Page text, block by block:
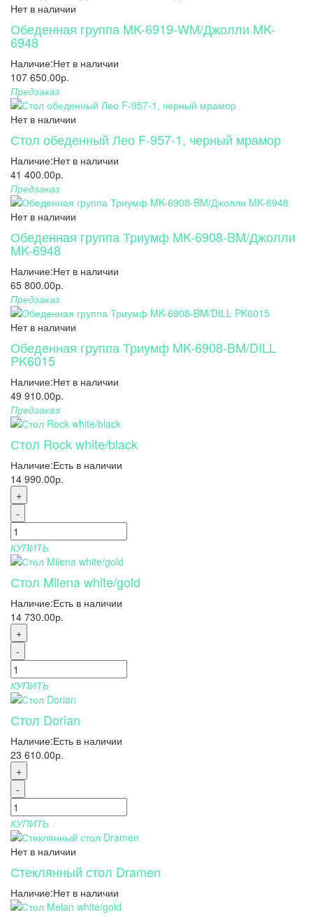
Нет в наличии
Обеденная группа MK-6919-WM/Джолли MK-
6948
Наличие:Нет в наличии
107 650.00р.
Предзаказ
Нет в наличии
Стол обеденный Лео F-957-1, черный мрамор
Наличие:Нет в наличии
41 400.00р.
Предзаказ
Нет в наличии
Обеденная группа Триумф MK-6908-BM/Джолли
MK-6948
Наличие:Нет в наличии
65 800.00р.
Предзаказ
Нет в наличии
Обеденная группа Триумф MK-6908-BM/DILL
PK6015
Наличие:Нет в наличии
49 910.00р.
Предзаказ
Стол Rock white/black
Наличие:Есть в наличии
14 990.00р.
+
-
КУПИТЬ
Стол Milena white/gold
Наличие:Есть в наличии
14 730.00р.
+
-
КУПИТЬ
Стол Dorian
Наличие:Есть в наличии
23 610.00р.
+
-
КУПИТЬ
Нет в наличии
Стеклянный стол Dramen
Наличие:Нет в наличии